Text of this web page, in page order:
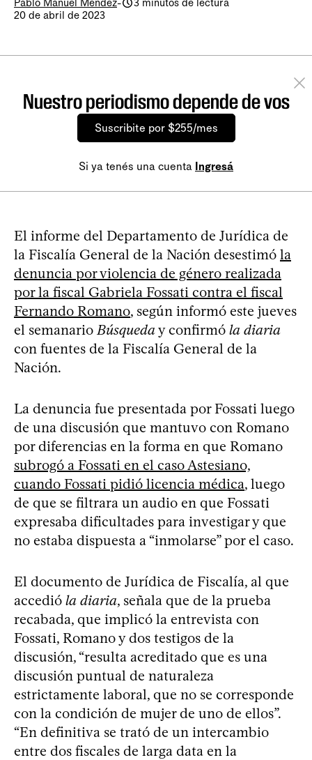
Pablo Manuel Méndez-
3 minutos de lectura
20 de abril de 2023
Nuestro periodismo depende de vos
Suscribite por $255/mes
Si ya tenés una cuenta Ingresá
El informe del Departamento de Jurídica de
la Fiscalía General de la Nación desestimó la
denuncia por violencia de género realizada
por la fiscal Gabriela Fossati contra el fiscal
Fernando Romano, según informó este jueves
el semanario Búsqueday confirmó la diaria
con fuentes de la Fiscalía General de la
Nación.
La denuncia fue presentada por Fossati luego
de una discusión que mantuvo con Romano
por diferencias en la forma en que Romano
subrogó a Fossati en el caso Astesiano,
cuando Fossati pidió licencia médica, luego
de que se filtrara un audio en que Fossati
expresaba dificultades para investigar y que
no estaba dispuesta a “inmolarse” por el caso.
El documento de Jurídica de Fiscalía, al que
accedió la diaria, señala que de la prueba
recabada, que implicó la entrevista con
Fossati, Romano y dos testigos de la
discusión, “resulta acreditado que es una
discusión puntual de naturaleza
estrictamente laboral, que no se corresponde
con la condición de mujer de uno de ellos”.
“En definitiva se trató de un intercambio
entre dos fiscales de larga data en la